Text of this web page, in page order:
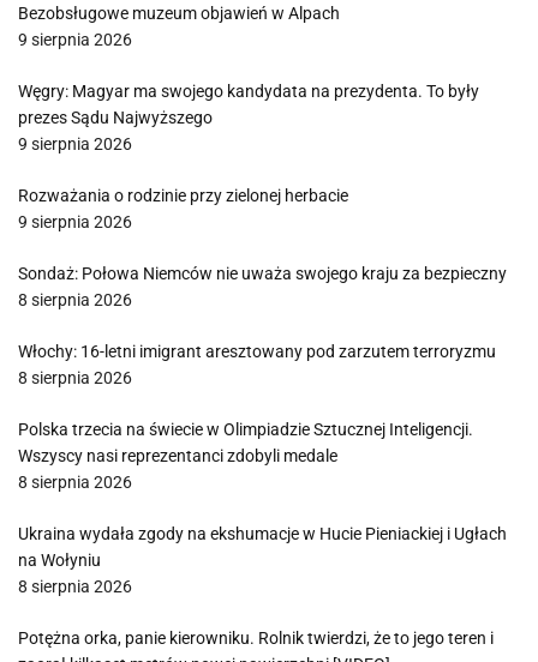
Bezobsługowe muzeum objawień w Alpach
9 sierpnia 2026
Węgry: Magyar ma swojego kandydata na prezydenta. To były
prezes Sądu Najwyższego
9 sierpnia 2026
Rozważania o rodzinie przy zielonej herbacie
9 sierpnia 2026
Sondaż: Połowa Niemców nie uważa swojego kraju za bezpieczny
8 sierpnia 2026
Włochy: 16-letni imigrant aresztowany pod zarzutem terroryzmu
8 sierpnia 2026
Polska trzecia na świecie w Olimpiadzie Sztucznej Inteligencji.
Wszyscy nasi reprezentanci zdobyli medale
8 sierpnia 2026
Ukraina wydała zgody na ekshumacje w Hucie Pieniackiej i Ugłach
na Wołyniu
8 sierpnia 2026
Potężna orka, panie kierowniku. Rolnik twierdzi, że to jego teren i